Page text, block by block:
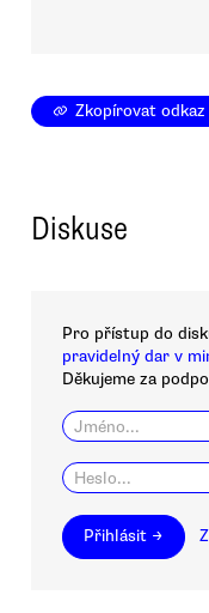
Zkopírovat odkaz
Diskuse
Pro přístup do
pravidelný dar v
Děkujeme za
Přihlásit →